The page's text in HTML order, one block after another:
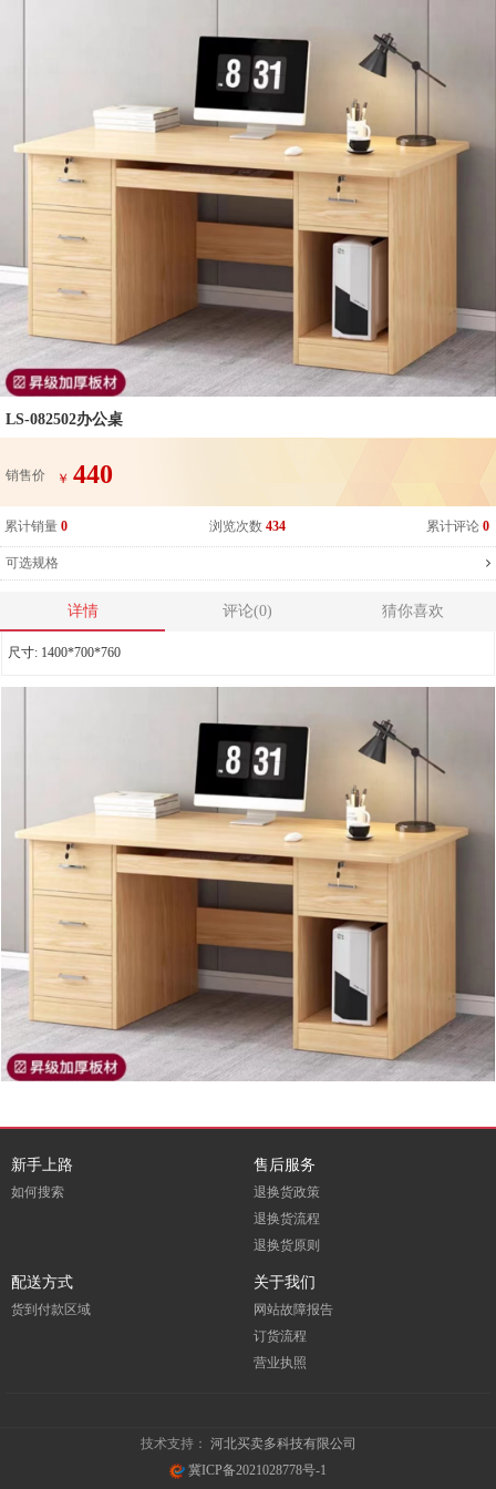
LS-082502办公桌
销售价 ￥ 440
累计销量 0 浏览次数 434 累计评论 0
可选规格
详情 评论(0) 猜你喜欢
尺寸: 1400*700*760
新手上路
如何搜索
售后服务
退换货政策
退换货流程
退换货原则
配送方式
货到付款区域
关于我们
网站故障报告
订货流程
营业执照
技术支持： 河北买卖多科技有限公司
冀ICP备2021028778号-1